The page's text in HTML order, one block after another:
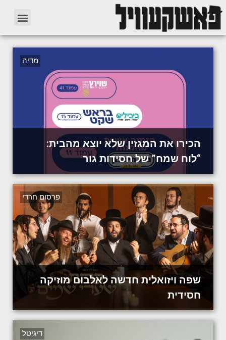
מדיה
הכירו את המגזין שלא יוצא מהבית:
“לוח שמח” של חסידות גור
פרסום חרדי
שפה ויזואלית חדשה לאלבום מוזיקה
חסידית
דיגיטל